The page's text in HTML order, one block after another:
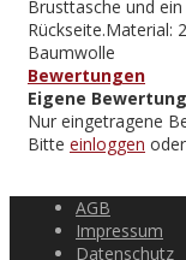
Brusttasche und
Rückseite.Material:
Baumwolle
Bewertungen
Eigene
Nur eingetragene
Bitte einloggen oder
AGB
Impressum
Datenschutz